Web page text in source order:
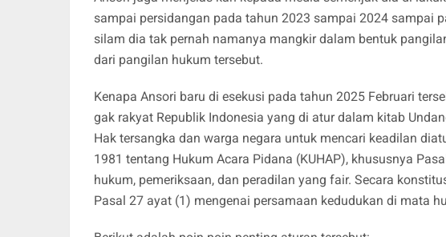
sampai persidangan pada tahun 2023 sampai 2024 sampai
silam dia tak pernah namanya mangkir dalam bentuk
dari pangilan hukum tersebut.
Kenapa Ansori baru di esekusi pada tahun 2025 Februari
gak rakyat Republik Indonesia yang di atur dalam kitab
Hak tersangka dan warga negara untuk mencari keadilan
1981 tentang Hukum Acara Pidana (KUHAP), khususnya
hukum, pemeriksaan, dan peradilan yang fair. Secara
Pasal 27 ayat (1) mengenai persamaan kedudukan di mata